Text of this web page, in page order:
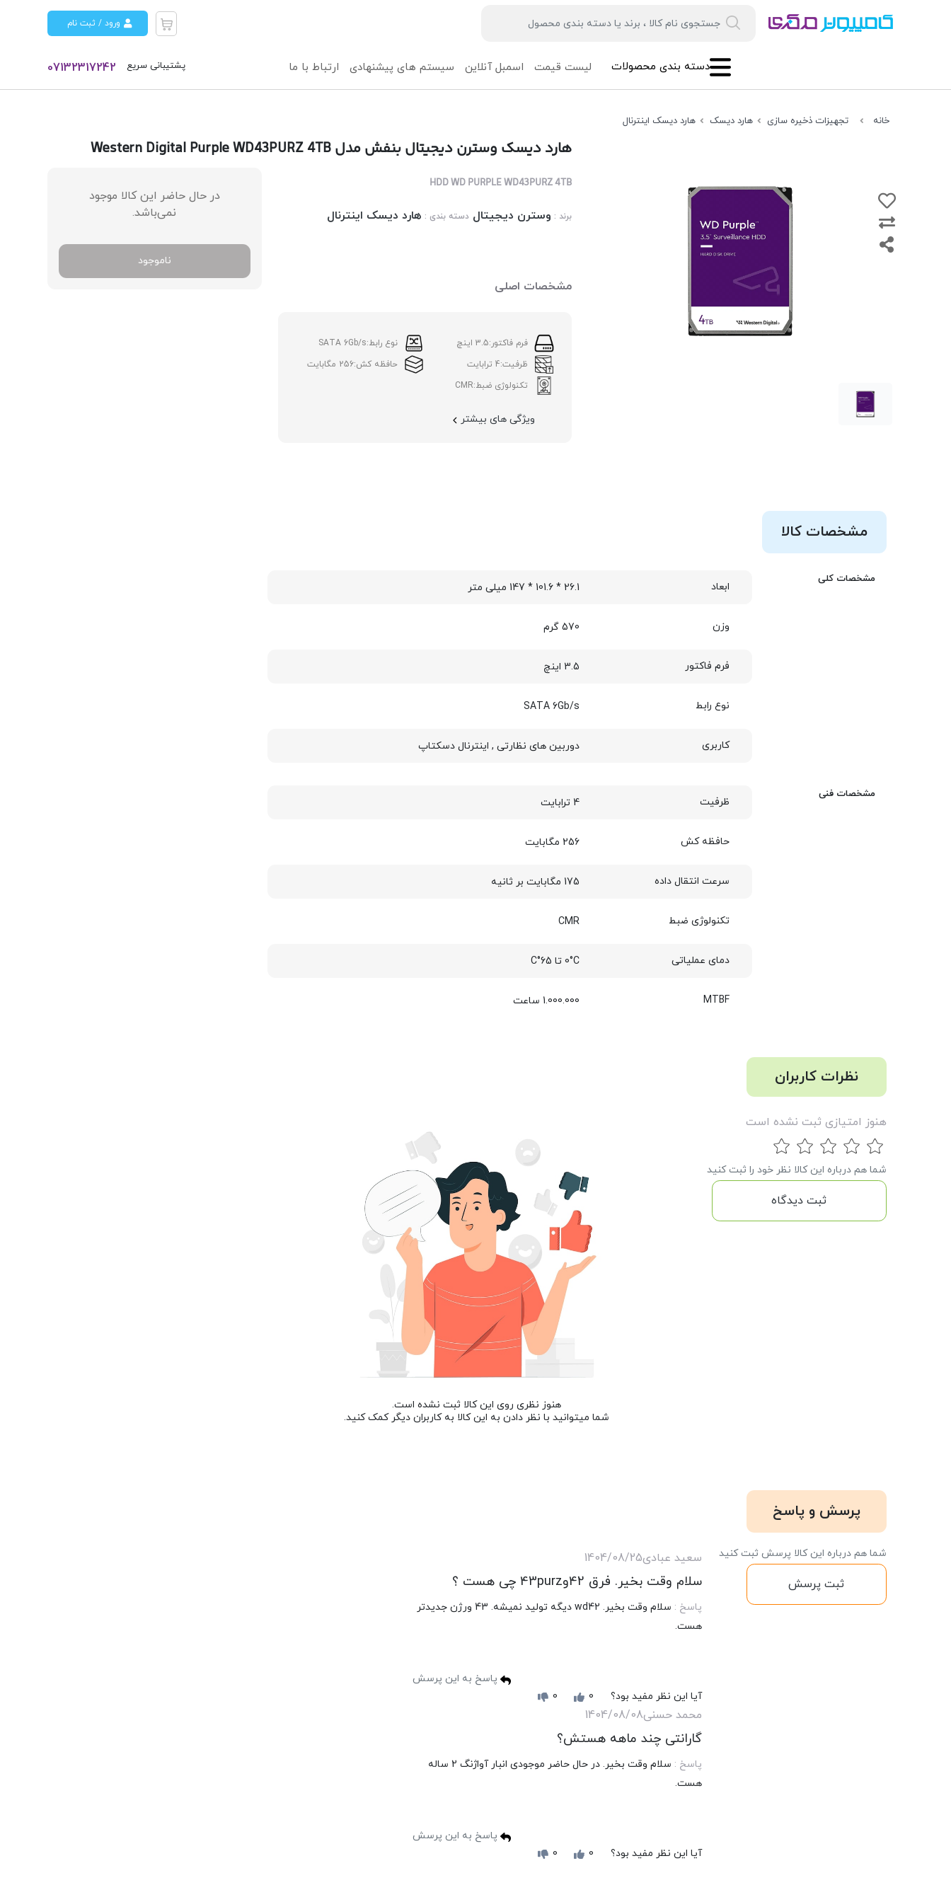
ورود / ثبت نام
07132317242 پشتیبانی سریع لیست قیمت اسمبل آنلاین سیستم های پیشنهادی ارتباط با ما دسته بندی محصولات
خانه تجهیزات ذخیره سازی هارد دیسک هارد دیسک اینترنال
در حال حاضر این کالا موجود
نمی‌باشد.
ناموجود
هارد دیسک وسترن دیجیتال بنفش مدل Western Digital Purple WD43PURZ 4TB
HDD WD PURPLE WD43PURZ 4TB
برند : وسترن دیجیتال دسته بندی : هارد دیسک اینترنال
مشخصات اصلی
فرم فاکتور:3.5 اینچ نوع رابط:SATA 6Gb/s
ظرفیت:4 ترابایت حافظه کش:256 مگابایت
تکنولوژی ضبط:CMR
ویژگی های بیشتر
مشخصات کالا
مشخصات کلی
ابعاد 26.1 * 101.6 * 147 میلی متر
وزن 570 گرم
فرم فاکتور 3.5 اینچ
نوع رابط SATA 6Gb/s
کاربری دوربین های نظارتی , اینترنال دسکتاپ
مشخصات فنی
ظرفیت 4 ترابایت
حافظه کش 256 مگابایت
سرعت انتقال داده 175 مگابایت بر ثانیه
تکنولوژی ضبط CMR
دمای عملیاتی 0°C تا 65°C
MTBF 1.000.000 ساعت
نظرات کاربران
هنوز امتیازی ثبت نشده است
شما هم درباره این کالا نظر خود را ثبت کنید
ثبت دیدگاه
هنوز نظری روی این کالا ثبت نشده است.
شما میتوانید با نظر دادن به این کالا به کاربران دیگر کمک کنید.
پرسش و پاسخ
شما هم درباره این کالا پرسش ثبت کنید
ثبت پرسش
سعید عبادی1404/08/25
سلام وقت بخیر. فرق 42و43purz چی هست ؟
پاسخ :
سلام وقت بخیر. wd42 دیگه تولید نمیشه. 43 ورژن جدیدتر
هست.
پاسخ به این پرسش
آیا این نظر مفید بود؟
0
0
محمد حسنی1404/08/08
گارانتی چند ماهه هستش؟
پاسخ :
سلام وقت بخیر. در حال حاضر موجودی انبار آواژنگ 2 ساله
هست.
پاسخ به این پرسش
آیا این نظر مفید بود؟
0
0